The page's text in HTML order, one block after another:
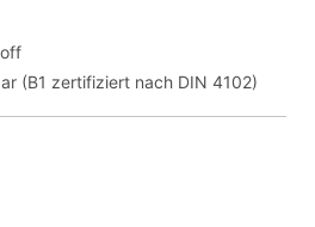
(B1 zertifiziert nach DIN 4102)